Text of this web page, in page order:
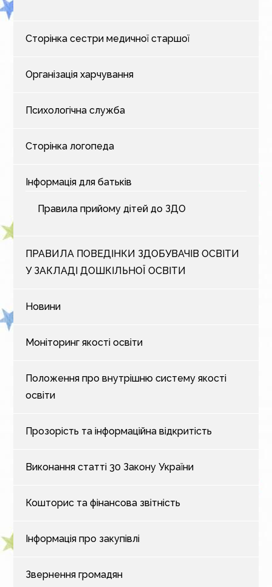
Сторінка сестри медичної старшої
Організація харчування
Психологічна служба
Сторінка логопеда
Інформація для батьків
Правила прийому дітей до ЗДО
ПРАВИЛА ПОВЕДІНКИ ЗДОБУВАЧІВ ОСВІТИ
У ЗАКЛАДІ ДОШКІЛЬНОЇ ОСВІТИ
Новини
Моніторинг якості освіти
Положення про внутрішню систему якості
освіти
Прозорість та інформаційна відкритість
Виконання статті 30 Закону України
Кошторис та фінансова звітність
Інформація про закупівлі
Звернення громадян